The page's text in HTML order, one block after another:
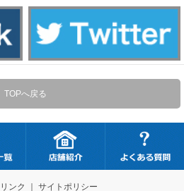
TOPへ戻る
リンク ｜ サイトポリシー